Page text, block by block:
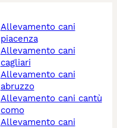
allevamento cani
piacenza
allevamento cani
cagliari
allevamento cani
abruzzo
allevamento cani cantù
como
allevamento cani